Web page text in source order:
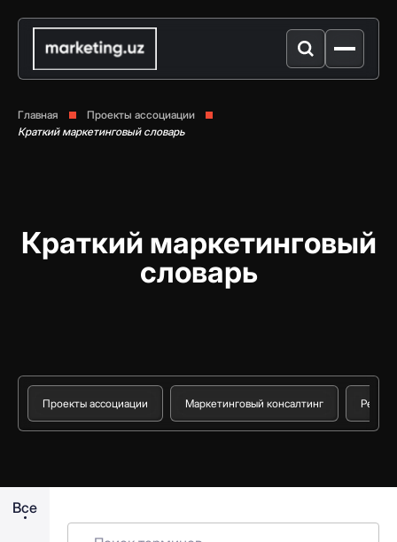
Главная
Проекты ассоциации
Краткий маркетинговый словарь
Краткий маркетинговый
словарь
Проекты ассоциации Маркетинговый консалтинг
Все